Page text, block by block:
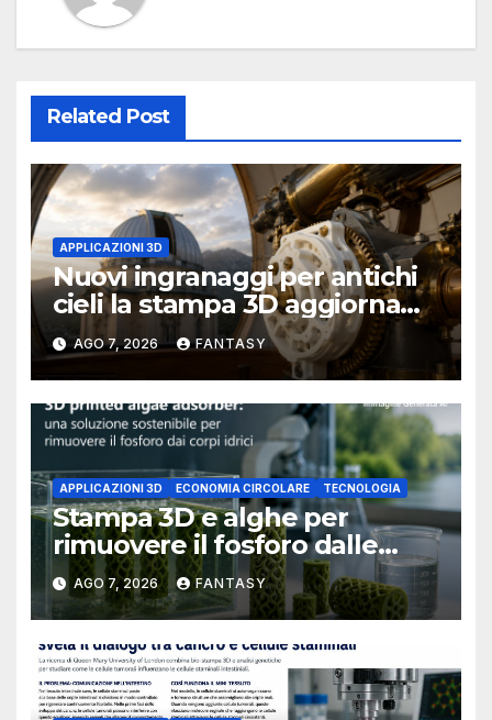
Related Post
APPLICAZIONI 3D
Nuovi ingranaggi per antichi
cieli la stampa 3D aggiorna
un osservatorio del 1930 della
University of Arkansas at
Little Rock
AGO 7, 2026 FANTASY
APPLICAZIONI 3D ECONOMIA CIRCOLARE TECNOLOGIA
Stampa 3D e alghe per
rimuovere il fosforo dalle
acque il progetto della
Florida Atlantic University
AGO 7, 2026 FANTASY